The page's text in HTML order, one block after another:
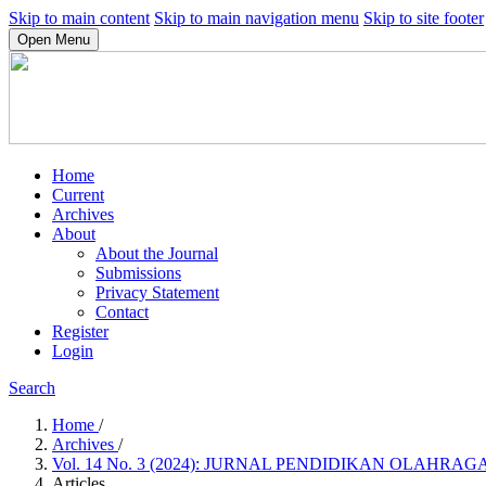
Skip to main content Skip to main navigation menu Skip to site footer
Open Menu
Home
Current
Archives
About
About the Journal
Submissions
Privacy Statement
Contact
Register
Login
Search
Home /
Archives /
Vol. 14 No. 3 (2024): JURNAL PENDIDIKAN